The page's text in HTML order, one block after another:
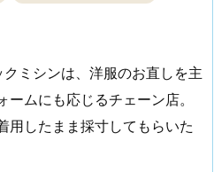
ミシンは、洋服のお直しを主
ムにも応じるチェーン店。
用したまま採寸してもらいた